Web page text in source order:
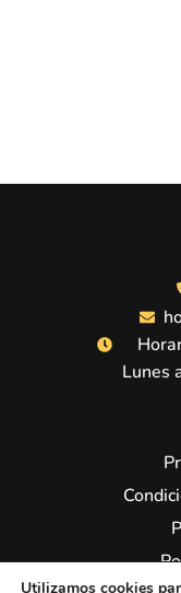
Lunes
Utilizamos cookies